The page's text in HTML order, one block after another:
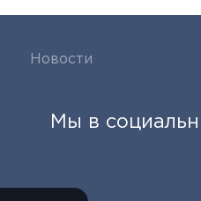
Новости
Мы в